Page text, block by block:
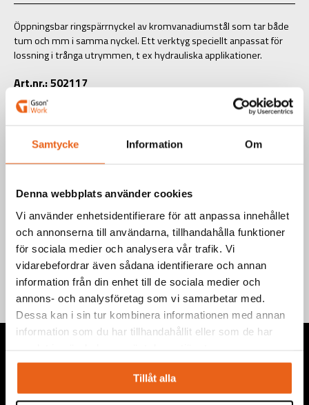
Samtycke Information Om
Denna webbplats använder cookies
Vi använder enhetsidentifierare för att anpassa innehållet
och annonserna till användarna, tillhandahålla funktioner
för sociala medier och analysera vår trafik. Vi
vidarebefordrar även sådana identifierare och annan
information från din enhet till de sociala medier och
annons- och analysföretag som vi samarbetar med.
Dessa kan i sin tur kombinera informationen med annan
information som du har tillhandahållit eller som de har
Tillåt alla
Öppningsbar ringspärrnyckel av kromvanadiumstål som tar både
tum och mm i samma nyckel. Ett verktyg speciellt anpassat för
lossning i trånga utrymmen, t ex hydrauliska applikationer.
Art.nr.: 502117
EAN-kod: 7340090260803
Teknisk information